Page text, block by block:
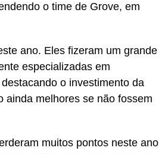
o time de Grove, em
ano. Eles fizeram um grande
especializadas em
o investimento da
ainda melhores se não fossem
muitos pontos neste ano